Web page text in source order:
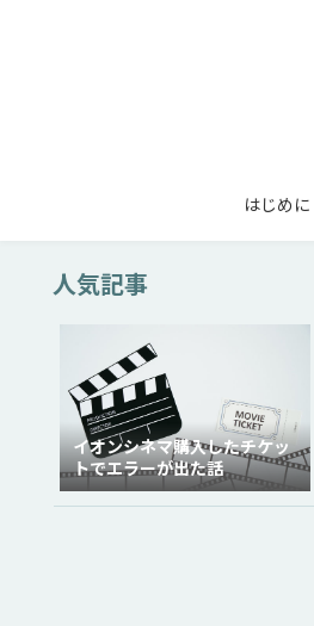
はじめに
人気記事
イオンシネマ購入したチケッ
トでエラーが出た話